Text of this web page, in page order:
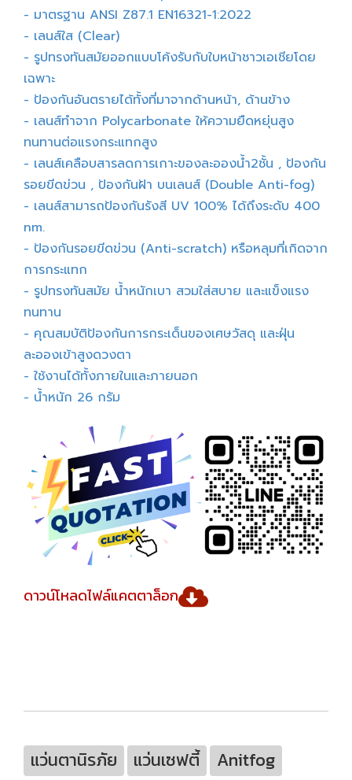
- มาตรฐาน ANSI Z87.1 EN16321-1:2022
- เลนส์ใส (Clear)
- รูปทรงทันสมัยออกแบบโค้งรับกับใบหน้าชาวเอเชียโดย
เฉพาะ
- ป้องกันอันตรายได้ทั้งที่มาจากด้านหน้า, ด้านข้าง
- เลนส์ทำจาก Polycarbonate ให้ความยืดหยุ่นสูง
ทนทานต่อแรงกระแทกสูง
- เลนส์เคลือบสารลดการเกาะของละอองน้ำ2ชั้น , ป้องกัน
รอยขีดข่วน , ป้องกันฝ้า บนเลนส์ (Double Anti-fog)
- เลนส์สามารถป้องกันรังสี UV 100% ได้ถึงระดับ 400
nm.
- ป้องกันรอยขีดข่วน (Anti-scratch) หรือหลุมที่เกิดจาก
การกระแทก
- รูปทรงทันสมัย น้ำหนักเบา สวมใส่สบาย และแข็งแรง
ทนทาน
- คุณสมบัติป้องกันการกระเด็นของเศษวัสดุ และฝุ่น
ละอองเข้าสูงดวงตา
- ใช้งานได้ทั้งภายในและภายนอก
- น้ำหนัก 26 กรัม
ดาวน์โหลดไฟล์แคตตาล็อก
แว่นตานิรภัย แว่นเซฟตี้
Anitfog